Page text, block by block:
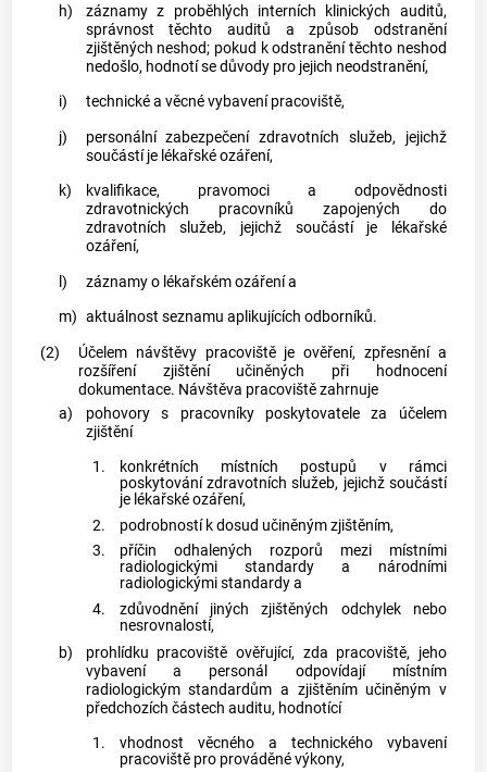
h)
záznamy z proběhlých interních klinických auditů,
správnost těchto auditů a způsob odstranění
zjištěných neshod; pokud k odstranění těchto neshod
nedošlo, hodnotí se důvody pro jejich neodstranění,
i)
technické a věcné vybavení pracoviště,
j)
personální zabezpečení zdravotních služeb, jejichž
součástí je lékařské ozáření,
k)
kvalifikace, pravomoci a odpovědnosti
zdravotnických pracovníků zapojených do
zdravotních služeb, jejichž součástí je
lékařské
ozáření,
l)
záznamy o lékařském ozářenía
m) aktuálnost seznamu aplikujících odborníků.
(2)
Účelem návštěvy pracoviště je ověření, zpřesnění a
rozšíření zjištění učiněných při hodnocení
dokumentace. Návštěva pracoviště zahrnuje
a)
pohovory s pracovníky poskytovatele za účelem
zjištění
1.
konkrétních místních postupů v rámci
poskytování zdravotních služeb, jejichž součástí
je lékařské ozáření,
2.
podrobností k dosud učiněným zjištěním,
3.
příčin odhalených rozporů mezi místními
radiologickými standardy a národními
radiologickými standardya
4.
zdůvodnění jiných zjištěných odchylek nebo
nesrovnalostí,
b)
prohlídku pracoviště ověřující, zda pracoviště, jeho
vybavení a personál odpovídají místním
radiologickým standardům a zjištěním učiněným v
předchozích částech auditu, hodnotící
1.
vhodnost věcného a technického vybavení
pracoviště pro prováděné výkony,